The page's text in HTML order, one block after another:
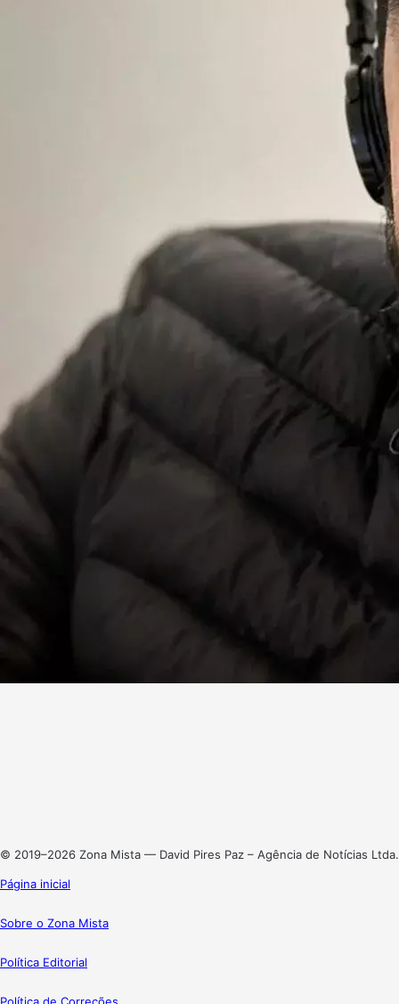
© 2019–2026 Zona Mista — David Pires Paz – Agência de Notícias Ltda.
Página inicial
Sobre o Zona Mista
Política Editorial